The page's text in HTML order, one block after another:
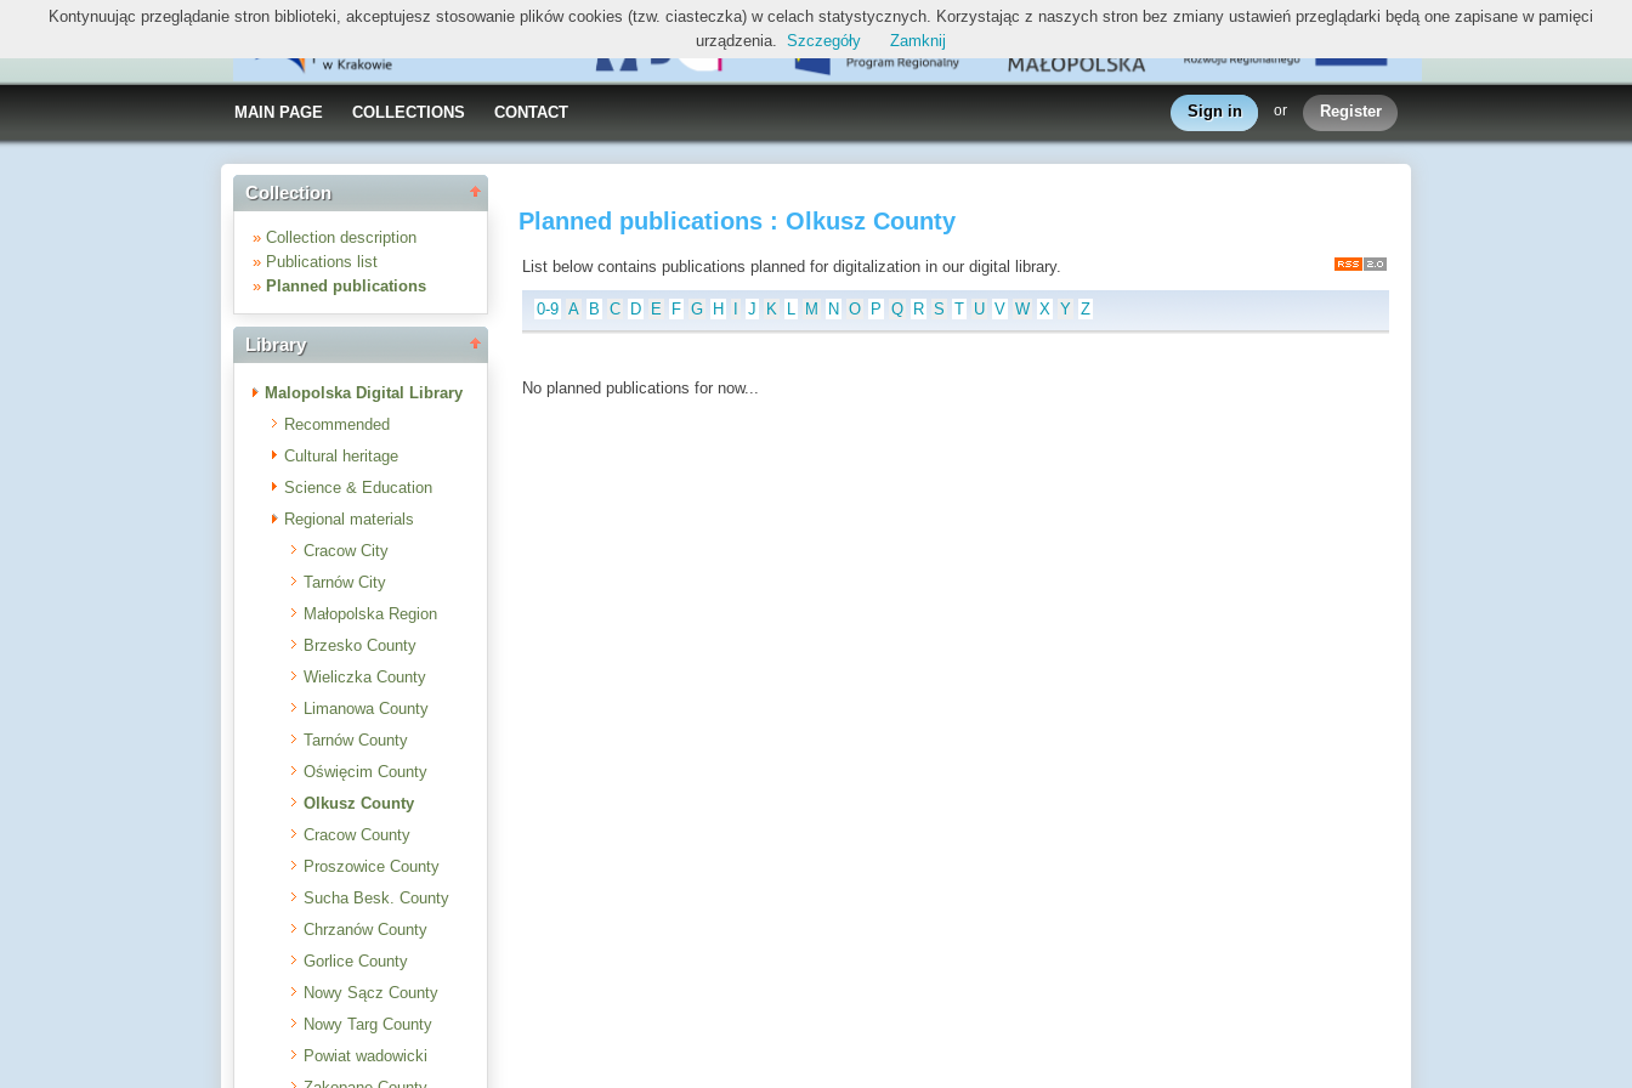
MAIN PAGE COLLECTIONS CONTACT Sign in or Register
Collection
» Collection description
» Publications list
» Planned publications
Library
Malopolska Digital Library
Recommended
Cultural heritage
Science & Education
Regional materials
Cracow City
Tarnów City
Małopolska Region
Brzesko County
Wieliczka County
Limanowa County
Tarnów County
Oświęcim County
Olkusz County
Cracow County
Proszowice County
Sucha Besk. County
Chrzanów County
Gorlice County
Nowy Sącz County
Nowy Targ County
Powiat wadowicki
Planned publications : Olkusz County
List below contains publications planned for digitalization in our digital library.
0-9 A B C D E F G H J K L M N O P Q R S T U V W X Y Z
No planned publications for now...
Kontynuując przeglądanie stron biblioteki, akceptujesz stosowanie plików cookies (tzw. ciasteczka) w celach statystycznych. Korzystając z naszych stron bez zmiany ustawień przeglądarki będą one zapisane w pamięci
urządzenia. Szczegóły Zamknij